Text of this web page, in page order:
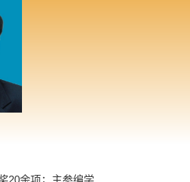
20余项；主参编学